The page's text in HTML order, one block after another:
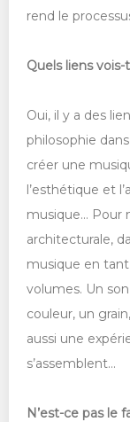
rend le
Quels liens
Oui, il y a des
philosophie
créer une
l’esthétique et
musique… Pour
architecturale,
musique en
volumes. Un
couleur, un
aussi une
s’assemblent...
N’est-ce pas le